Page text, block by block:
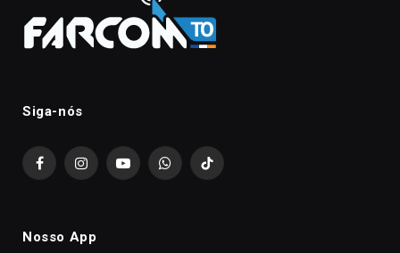
Siga-nós
FacebookInstagramYouTubeWhatsAppTikTok
Nosso App